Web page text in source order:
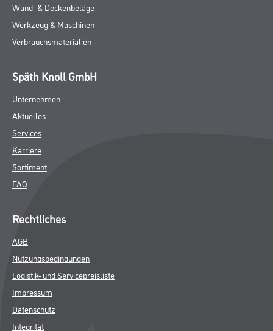
Wand- & Deckenbeläge
Werkzeug & Maschinen
Verbrauchsmaterialien
Späth Knoll GmbH
Unternehmen
Aktuelles
Services
Karriere
Sortiment
FAQ
Rechtliches
AGB
Nutzungsbedingungen
Logistik- und Servicepreisliste
Impressum
Datenschutz
Integrität